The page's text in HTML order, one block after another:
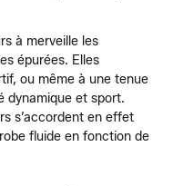
à merveille les
épurées. Elles
ou même à une tenue
dynamique et sport.
s’accordent en effet
fluide en fonction de